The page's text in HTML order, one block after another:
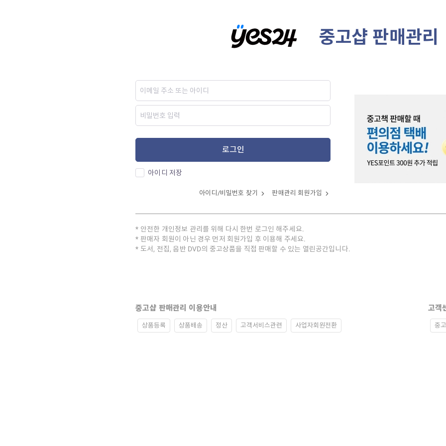
중고샵 판매관리
로그인
아이디 저장
아이디/비밀번호 찾기 판매관리 회원가입
안전한 개인정보 관리를 위해 다시 한번 로그인 해주세요.
판매자 회원이 아닌 경우 먼저 회원가입 후 이용해 주세요.
도서, 전집, 음반 DVD의 중고상품을 직접 판매할 수 있는 열린공간입니다.
중고샵 판매관리 이용안내
상품등록 상품배송 정산 고객서비스관련 사업자회원전환
고객
중